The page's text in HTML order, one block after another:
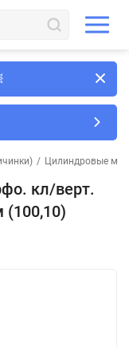
/ Цилиндровые
кл/верт.